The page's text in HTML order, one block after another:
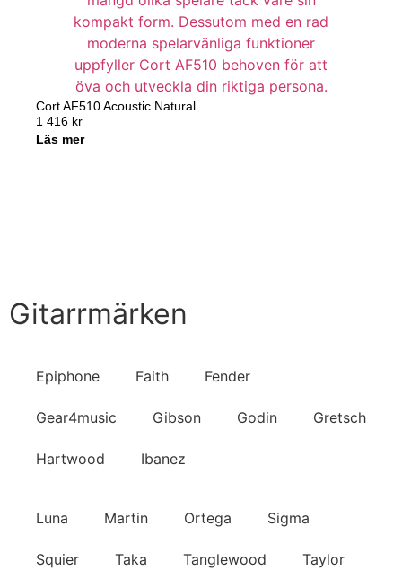
Cort AF510 Acoustic Natural
1 416 kr
Läs mer
Gitarrmärken
Epiphone Faith Fender
Gear4music Gibson Godin Gretsch
Hartwood Ibanez
Luna Martin Ortega Sigma
Squier Taka Tanglewood Taylor